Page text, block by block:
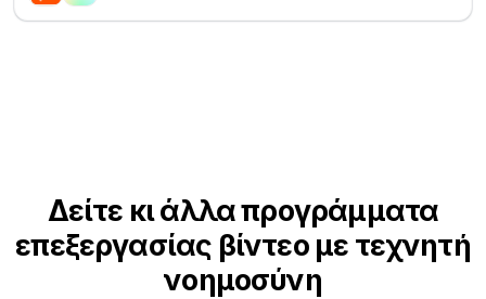
Δείτε κι άλλα προγράμματα
επεξεργασίας βίντεο με τεχνητή
νοημοσύνη